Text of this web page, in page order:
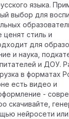
русскому
интеграции в
доступ к
не только
к пониманию
горизонты
языка.
выбор для
стиль и
для
и наука,
и ДОУ.
в форматах
есть видео и
-
скачивайте,
нейросети или